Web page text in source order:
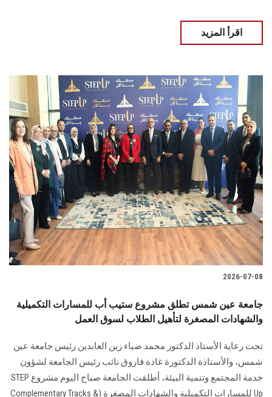
اقرأ المزيد
2026-07-08
جامعة عين شمس تطلق مشروع ستيب أب للمسارات التكميلية
والشهادات المصغرة لتأهيل الطلاب لسوق العمل
تحت رعاية الأستاذ الدكتور محمد ضياء زين العابدين رئيس جامعة عين
شمس، والأستاذة الدكتورة غادة فاروق نائب رئيس الجامعة لشؤون
خدمة المجتمع وتنمية البيئة، أطلقت الجامعة صباح اليوم مشروع STEP
Up للمسارات التكميلية والشهادات المصغرة (Complementary Tracks &